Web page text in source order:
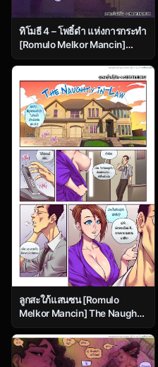
ทิโมธี 4 – โพธิ์ดำ แห่งการกระทำ
[Romulo Melkor Mancin]
Spades – Part 1
ลูกสะใภ้แสนซน [Romulo
Melkor Mancin] The Naughty
In-Law